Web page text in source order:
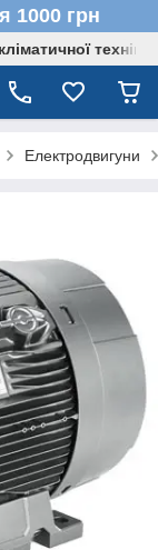
1000 грн
техніки
Електродвигуни